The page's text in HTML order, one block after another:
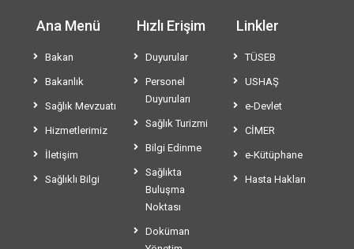
Ana Menü
Bakan
Bakanlık
Sağlık Mevzuatı
Hizmetlerimiz
İletişim
Sağlıklı Bilgi
Hızlı Erişim
Duyurular
Personel
Duyuruları
Sağlık Turizmi
Bilgi Edinme
Sağlıkta
Buluşma
Noktası
Doküman
Linkler
TÜSEB
USHAŞ
e-Devlet
CİMER
e-Kütüphane
Hasta Hakları